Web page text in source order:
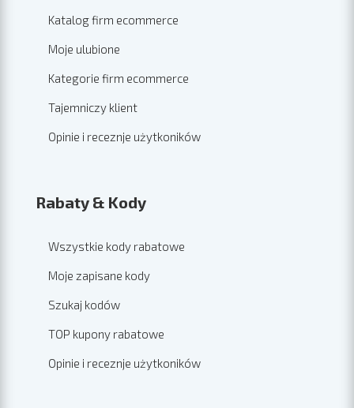
Katalog firm ecommerce
Moje ulubione
Kategorie firm ecommerce
Tajemniczy klient
Opinie i receznje użytkoników
Rabaty & Kody
Wszystkie kody rabatowe
Moje zapisane kody
Szukaj kodów
TOP kupony rabatowe
Opinie i receznje użytkoników